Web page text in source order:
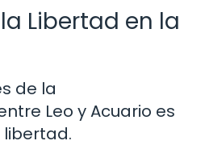
Libertad en la
de la
Leo y Acuario es